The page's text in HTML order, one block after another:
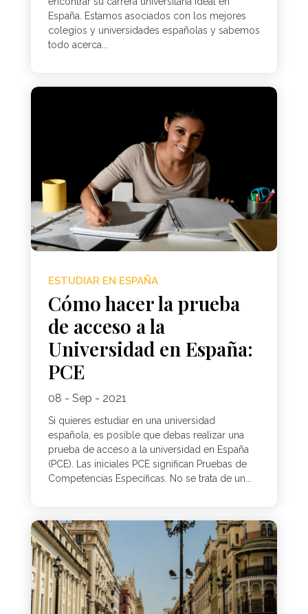
España. Estamos asociados con los mejores
colegios y universidades españolas y sabemos
todo acerca...
ESTUDIAR EN ESPAÑA
Cómo hacer la prueba
de acceso a la
Universidad en España:
PCE
08 - Sep - 2021
Si quieres estudiar en una universidad
española, es posible que debas realizar una
prueba de acceso a la universidad en España
(PCE). Las iniciales PCE significan Pruebas de
Competencias Específicas. No se trata de un...